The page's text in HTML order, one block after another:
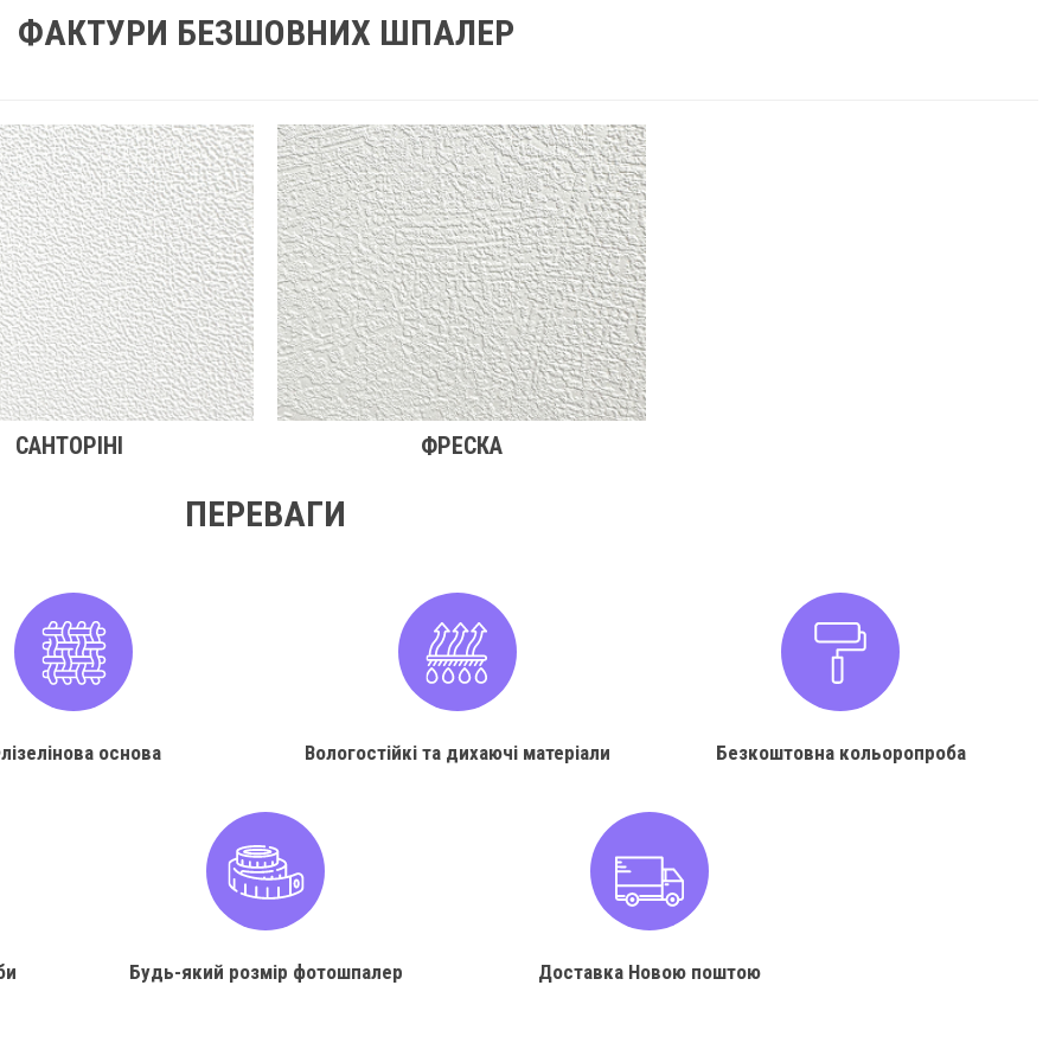
ФАКТУРИ БЕЗШОВНИХ ШПАЛЕР
САНТОРІНІ ФРЕСКА
ПЕРЕВАГИ
основа Вологостійкі та дихаючі матеріали Безкоштовна кольоропроба
Будь-який розмір фотошпалер Доставка Новою поштою